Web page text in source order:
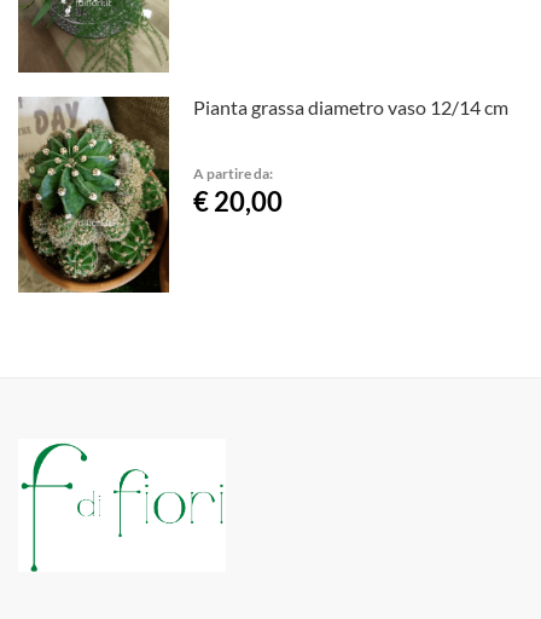
Pianta grassa diametro vaso 12/14 cm
A partire da:
€ 20,00